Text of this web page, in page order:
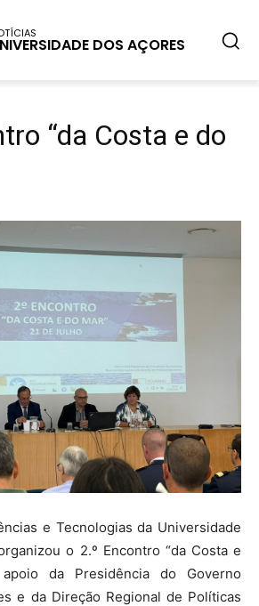
DOS AÇORES
“da Costa e do
e Tecnologias da Universidade
o 2.º Encontro “da Costa e
da Presidência do Governo
e da Direção Regional de Políticas